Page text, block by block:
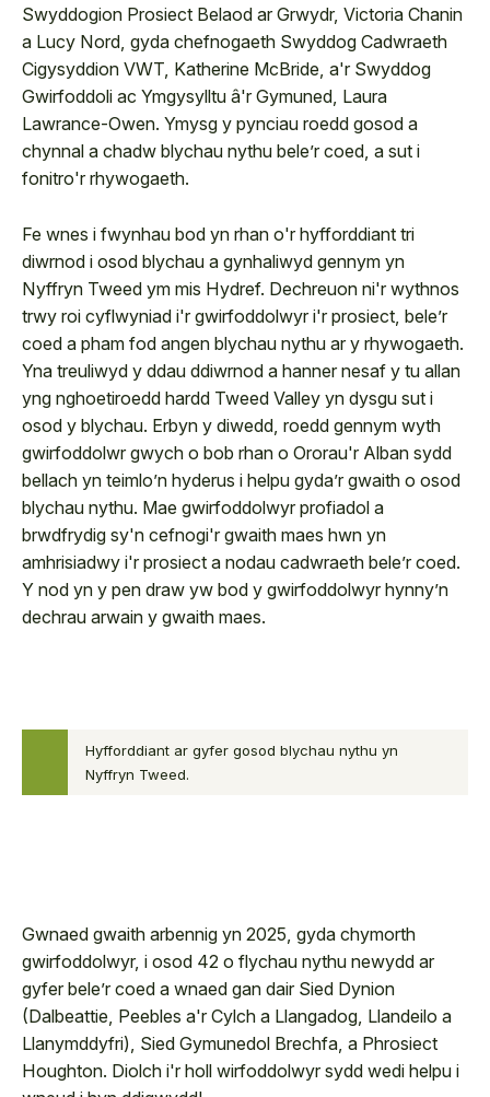
Swyddogion Prosiect Belaod ar Grwydr, Victoria Chanin
a Lucy Nord, gyda chefnogaeth Swyddog Cadwraeth
Cigysyddion VWT, Katherine McBride, a'r Swyddog
Gwirfoddoli ac Ymgysylltu â'r Gymuned, Laura
Lawrance-Owen. Ymysg y pynciau roedd gosod a
chynnal a chadw blychau nythu bele’r coed, a sut i
fonitro'r rhywogaeth.
Fe wnes i fwynhau bod yn rhan o'r hyfforddiant tri
diwrnod i osod blychau a gynhaliwyd gennym yn
Nyffryn Tweed ym mis Hydref. Dechreuon ni'r wythnos
trwy roi cyflwyniad i'r gwirfoddolwyr i'r prosiect, bele’r
coed a pham fod angen blychau nythu ar y rhywogaeth.
Yna treuliwyd y ddau ddiwrnod a hanner nesaf y tu allan
yng nghoetiroedd hardd Tweed Valley yn dysgu sut i
osod y blychau. Erbyn y diwedd, roedd gennym wyth
gwirfoddolwr gwych o bob rhan o Ororau'r Alban sydd
bellach yn teimlo’n hyderus i helpu gyda’r gwaith o osod
blychau nythu. Mae gwirfoddolwyr profiadol a
brwdfrydig sy'n cefnogi'r gwaith maes hwn yn
amhrisiadwy i'r prosiect a nodau cadwraeth bele’r coed.
Y nod yn y pen draw yw bod y gwirfoddolwyr hynny’n
dechrau arwain y gwaith maes.
Hyfforddiant ar gyfer gosod blychau nythu yn
Nyffryn Tweed.
Gwnaed gwaith arbennig yn 2025, gyda chymorth
gwirfoddolwyr, i osod 42 o flychau nythu newydd ar
gyfer bele’r coed a wnaed gan dair Sied Dynion
(Dalbeattie, Peebles a'r Cylch a Llangadog, Llandeilo a
Llanymddyfri), Sied Gymunedol Brechfa, a Phrosiect
Houghton. Diolch i'r holl wirfoddolwyr sydd wedi helpu i